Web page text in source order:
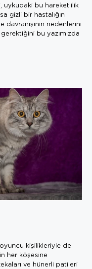
uykudaki bu hareketlilik
gizli bir hastalığın
nedenlerini
bu yazımızda
kişilikleriyle de
her köşesine
ve hünerli patileri